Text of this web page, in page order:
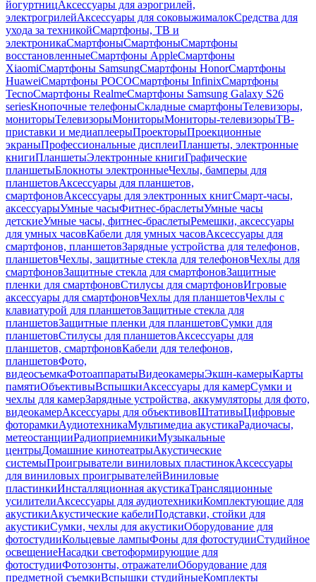
йогуртницАксессуары для аэрогрилей,
электрогрилейАксессуары для соковыжималокСредства для
ухода за техникойСмартфоны, ТВ и
электроникаСмартфоныСмартфоныСмартфоны
восстановленныеСмартфоны AppleСмартфоны
XiaomiСмартфоны SamsungСмартфоны HonorСмартфоны
HuaweiСмартфоны POCOСмартфоны InfinixСмартфоны
TecnoСмартфоны RealmeСмартфоны Samsung Galaxy S26
seriesКнопочные телефоныСкладные смартфоныТелевизоры,
мониторыТелевизорыМониторыМониторы-телевизорыТВ-
приставки и медиаплеерыПроекторыПроекционные
экраныПрофессиональные дисплеиПланшеты, электронные
книгиПланшетыЭлектронные книгиГрафические
планшетыБлокноты электронныеЧехлы, бамперы для
планшетовАксессуары для планшетов,
смартфоновАксессуары для электронных книгСмарт-часы,
аксессуарыУмные часыФитнес-браслетыУмные часы
детскиеУмные часы, фитнес-браслетыРемешки, аксессуары
для умных часовКабели для умных часовАксессуары для
смартфонов, планшетовЗарядные устройства для телефонов,
планшетовЧехлы, защитные стекла для телефоновЧехлы для
смартфоновЗащитные стекла для смартфоновЗащитные
пленки для смартфоновСтилусы для смартфоновИгровые
аксессуары для смартфоновЧехлы для планшетовЧехлы с
клавиатурой для планшетовЗащитные стекла для
планшетовЗащитные пленки для планшетовСумки для
планшетовСтилусы для планшетовАксессуары для
планшетов, смартфоновКабели для телефонов,
планшетовФото,
видеосъемкаФотоаппаратыВидеокамерыЭкшн-камерыКарты
памятиОбъективыВспышкиАксессуары для камерСумки и
чехлы для камерЗарядные устройства, аккумуляторы для фото,
видеокамерАксессуары для объективовШтативыЦифровые
фоторамкиАудиотехникаМультимедиа акустикаРадиочасы,
метеостанцииРадиоприемникиМузыкальные
центрыДомашние кинотеатрыАкустические
системыПроигрыватели виниловых пластинокАксессуары
для виниловых проигрывателейВиниловые
пластинкиИнсталляционная акустикаТрансляционные
усилителиАксессуары для аудиотехникиКомплектующие для
акустикиАкустические кабелиПодставки, стойки для
акустикиСумки, чехлы для акустикиОборудование для
фотостудииКольцевые лампыФоны для фотостудииСтудийное
освещениеНасадки светоформирующие для
фотостудииФотозонты, отражателиОборудование для
предметной съемкиВспышки студийныеКомплекты